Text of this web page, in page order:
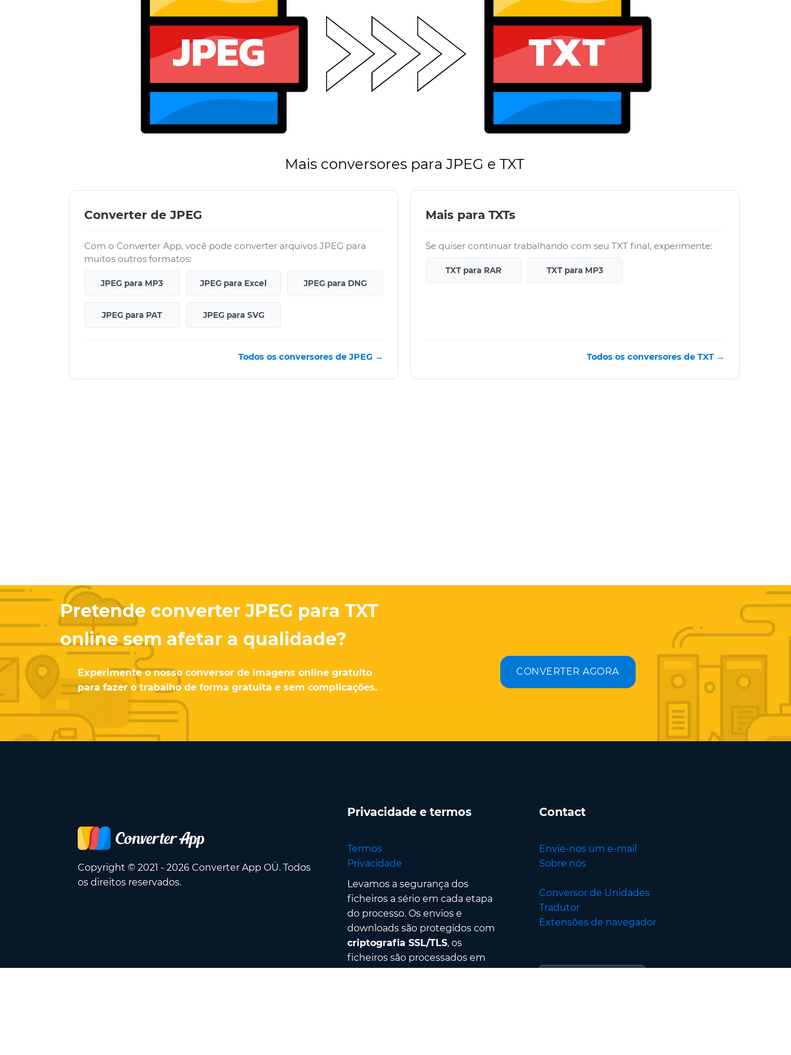
Mais conversores para JPEG e TXT
Converter de JPEG
Com o Converter App, você pode converter arquivos JPEG para
muitos outros formatos:
JPEG para MP3 JPEG para Excel JPEG para DNG
JPEG para PAT JPEG para SVG
Todos os conversores de JPEG →
Mais para TXTs
Se quiser continuar trabalhando com seu TXT final, experimente:
TXT para RAR TXT para MP3
Todos os conversores de TXT →
Pretende converter JPEG para TXT
online sem afetar a qualidade?
Experimente o nosso conversor de imagens online gratuito
para fazer o trabalho de forma gratuita e sem complicações.
CONVERTER AGORA
Copyright © 2021 - 2026 Converter App OÜ. Todos
os direitos reservados.
Privacidade e termos
Termos
Privacidade
Levamos a segurança dos
ficheiros a sério em cada etapa
do processo. Os envios e
downloads são protegidos com
criptografia SSL/TLS, os
ficheiros são processados em
Contact
Envie-nos um e-mail
Sobre nós
Conversor de Unidades
Tradutor
Extensões de navegador